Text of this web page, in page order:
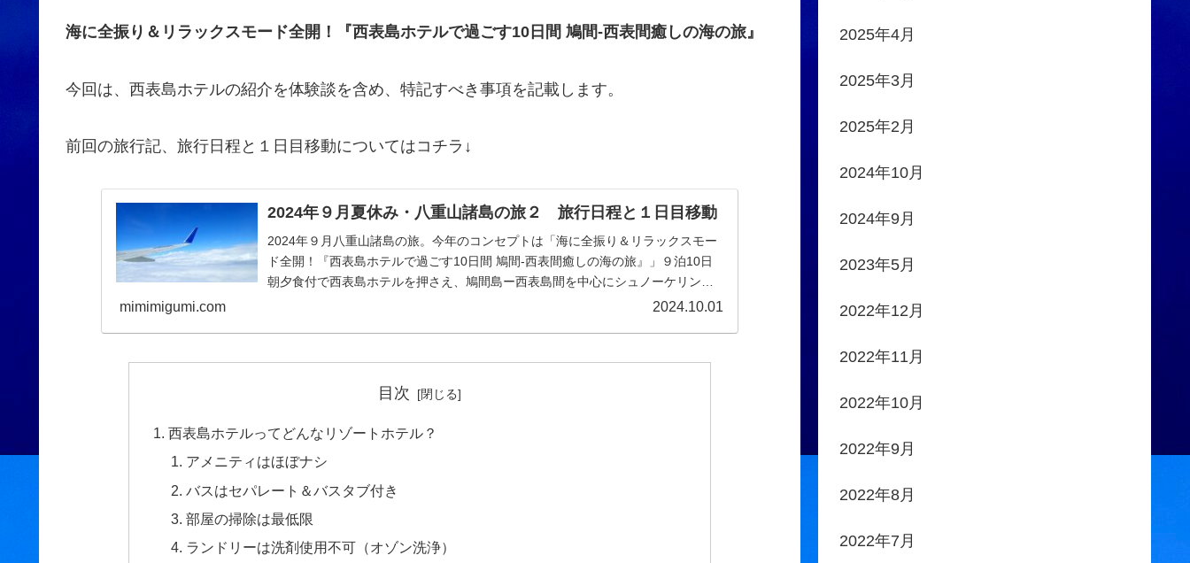
海に全振り＆リラックスモード全開！『西表島ホテルで過ごす10日間 鳩間-西表間癒しの海の旅』
今回は、西表島ホテルの紹介を体験談を含め、特記すべき事項を記載します。
前回の旅行記、旅行日程と１日目移動についてはコチラ↓
2024年９月夏休み・八重山諸島の旅２ 旅行日程と１日目移動
2024年９月八重山諸島の旅。今年のコンセプトは「海に全振り＆リラックスモー
ド全開！『西表島ホテルで過ごす10日間 鳩間-西表間癒しの海の旅』」９泊10日
朝夕食付で西表島ホテルを押さえ、鳩間島ー西表島間を中心にシュノーケリング
を楽しむ旅。船浮の海と船浮集落にも立ち寄ります。移動は台風10号の影響によ
ェリーにて西表島 上原港へ。西表島ホテルのシャトルバスでホテルに到着。自宅
から宿まで所要時間10時間。お疲れさまでした。
mimimigumi.com 2024.10.01
目次
西表島ホテルってどんなリゾートホテル？
アメニティはほぼナシ
バスはセパレート＆バスタブ付き
部屋の掃除は最低限
ランドリーは洗剤使用不可（オゾン洗浄）
2025年4月
2025年3月
2025年2月
2024年10月
2024年9月
2023年5月
2022年12月
2022年11月
2022年10月
2022年9月
2022年8月
2022年7月